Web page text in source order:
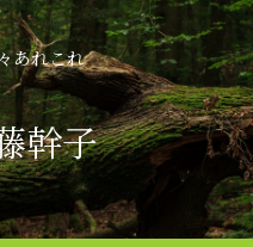
あれこれ
幹子